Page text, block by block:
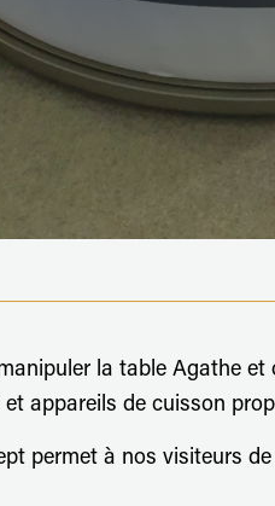
la table Agathe
et appareils de cuisson
permet à nos visiteurs